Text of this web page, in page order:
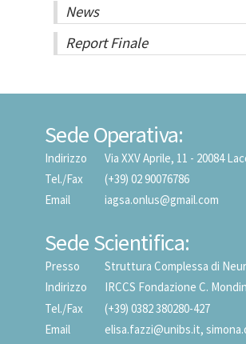
News
Report Finale
Sede Operativa:
Indirizzo
Via XXV Aprile, 11 - 20084
Tel./Fax
(+39) 02 90076786
Email
iagsa.onlus@gmail.com
Sede Scientifica:
Presso
Struttura Complessa di
Indirizzo
IRCCS Fondazione C.
Tel./Fax
(+39) 0382 380280-427
Email
elisa.fazzi@unibs.it,